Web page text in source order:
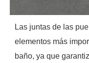
Las juntas de las
elementos más
baño, ya que